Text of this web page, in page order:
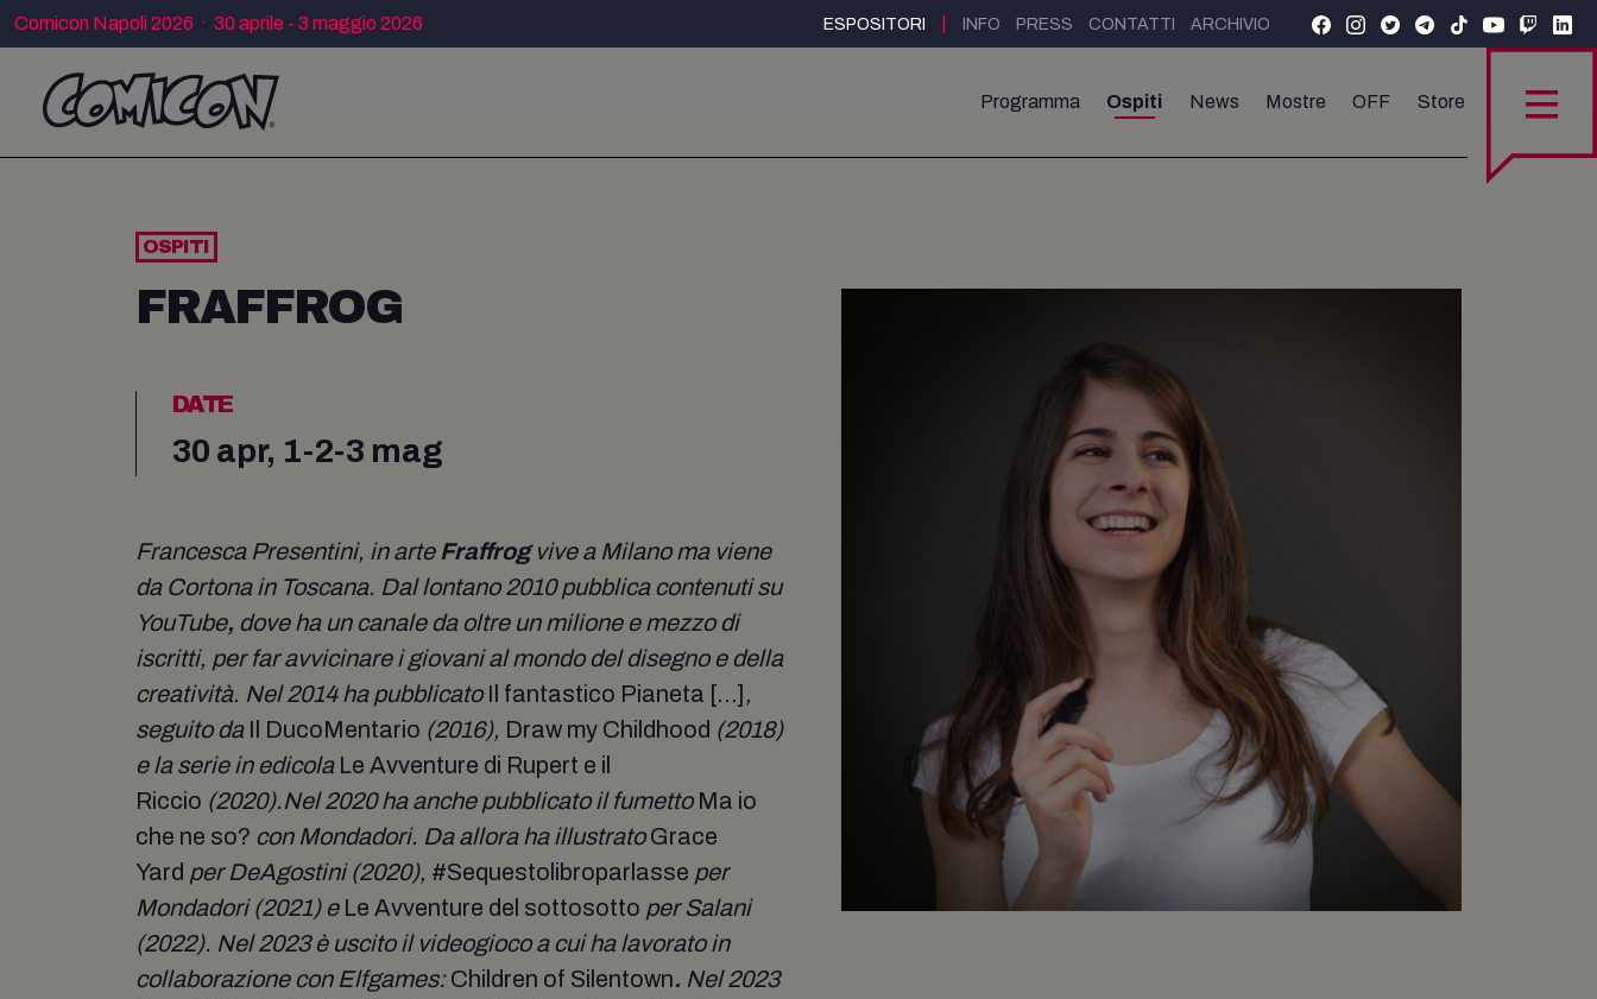
Comicon Napoli 2026 · 30 aprile - 3 maggio 2026 ESPOSITORI INFO PRESS CONTATTI ARCHIVIO
Programma Ospiti News Mostre OFF Store
OSPITI
FRAFFROG
DATE
30 apr, 1-2-3 mag
Francesca Presentini, in arte Fraffrogvive a Milano ma viene
da Cortona in Toscana. Dal lontano 2010 pubblica contenuti su
YouTube, dove ha un canale da oltre un milione e mezzo di
iscritti, per far avvicinare i giovani al mondo del disegno e della
creatività. Nel 2014 ha pubblicato Il fantastico Pianeta [...] ,
seguito daIl DucoMentario (2016), Draw my Childhood (2018)
e la serie in edicola Le Avventure di Rupert e il
Riccio (2020).Nel 2020 ha anche pubblicato il fumetto Ma io
che ne so? con Mondadori. Da allora ha illustratoGrace
Yard per DeAgostini (2020), #Sequestolibroparlasse per
Mondadori (2021) e Le Avventure del sottosotto per Salani
(2022). Nel 2023 è uscito il videogioco a cui ha lavorato in
collaborazione con Elfgames:Children of Silentown. Nel 2023